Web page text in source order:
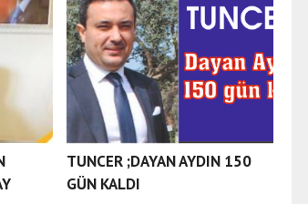
TUNCER ;DAYAN AYDIN 150
GÜN KALDI